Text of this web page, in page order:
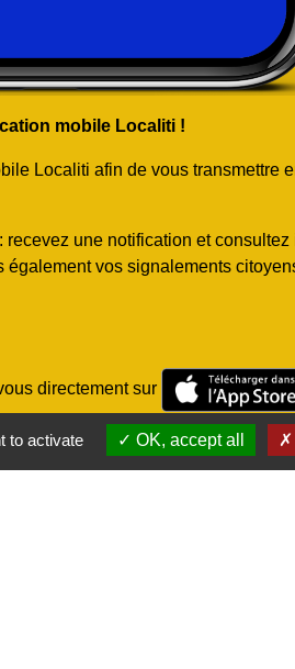
mobile Localiti !
Localiti afin de vous transmettre
une notification et
vos signalements
directement sur
" ou "Conflans-sur-Loing"
to activate OK, accept all